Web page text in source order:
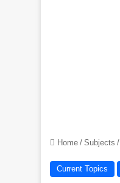
Home / Subjects /
Current Topics